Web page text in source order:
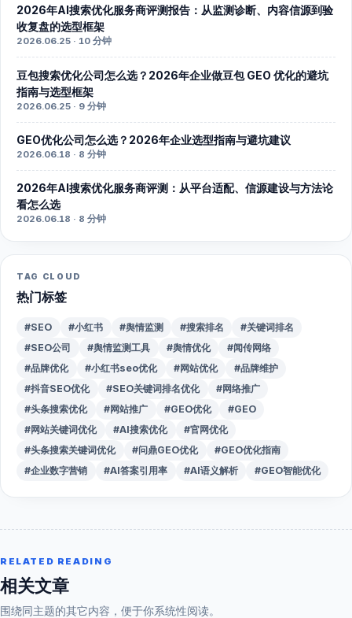
2026年AI搜索优化服务商评测报告：从监测诊断、内容信源到验
收复盘的选型框架
2026.06.25 · 10 分钟
豆包搜索优化公司怎么选？2026年企业做豆包 GEO 优化的避坑
指南与选型框架
2026.06.25 · 9 分钟
GEO优化公司怎么选？2026年企业选型指南与避坑建议
2026.06.18 · 8 分钟
2026年AI搜索优化服务商评测：从平台适配、信源建设与方法论
看怎么选
2026.06.18 · 8 分钟
TAG CLOUD
热门标签
#SEO #小红书 #舆情监测 #搜索排名
#关键词排名
#SEO公司
#舆情监测工具 #舆情优化
#闻传网络
#品牌优化
#小红书seo优化 #网站优化
#品牌维护
#抖音SEO优化
#SEO关键词排名优化
#网络推广
#头条搜索优化
#网站推广 #GEO优化
#GEO
#网站关键词优化
#AI搜索优化
#官网优化
#头条搜索关键词优化
#问鼎GEO优化
#GEO优化指南
#企业数字营销
#AI答案引用率 #AI语义解析 #GEO智能优化
RELATED READING
相关文章
围绕同主题的其它内容，便于你系统性阅读。